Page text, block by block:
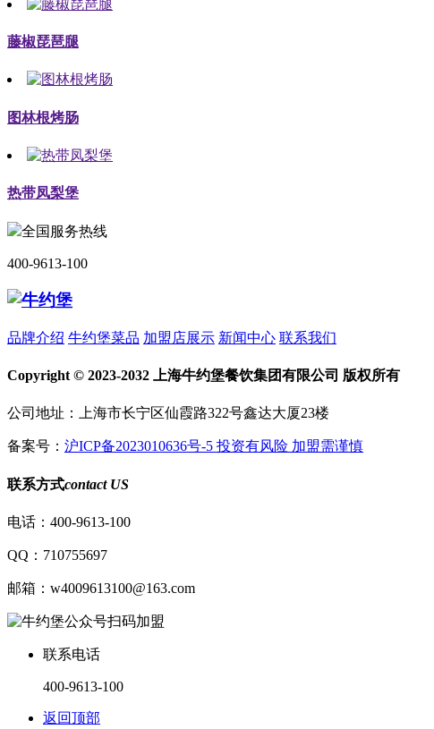
藤椒琵琶腿
图林根烤肠
热带凤梨堡
全国服务热线
400-9613-100
品牌介绍 牛约堡菜品 加盟店展示 新闻中心 联系我们
Copyright © 2023-2032 上海牛约堡餐饮集团有限公司 版权所有
公司地址：上海市长宁区仙霞路322号鑫达大厦23楼
备案号： 沪ICP备2023010636号-5 投资有风险 加盟需谨慎
联系方式contact US
电话：400-9613-100
QQ：710755697
邮箱：w4009613100@163.com
公众号扫码加盟
联系电话
400-9613-100
返回顶部